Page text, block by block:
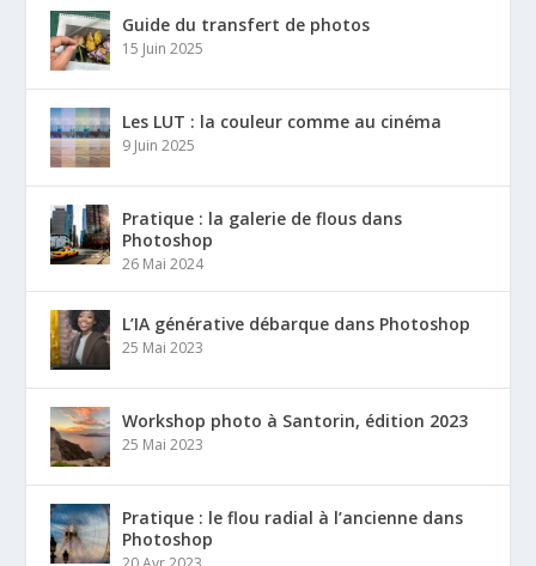
Guide du transfert de photos
15 Juin 2025
Les LUT : la couleur comme au cinéma
9 Juin 2025
Pratique : la galerie de flous dans
Photoshop
26 Mai 2024
L’IA générative débarque dans Photoshop
25 Mai 2023
Workshop photo à Santorin, édition 2023
25 Mai 2023
Pratique : le flou radial à l’ancienne dans
Photoshop